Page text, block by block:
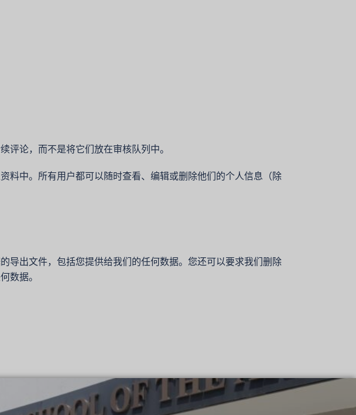
评论，而不是将它们放在审核队列中。
料中。所有用户都可以随时查看、编辑或删除他们的个人信息（除
导出文件，包括您提供给我们的任何数据。您还可以要求我们删除
数据。